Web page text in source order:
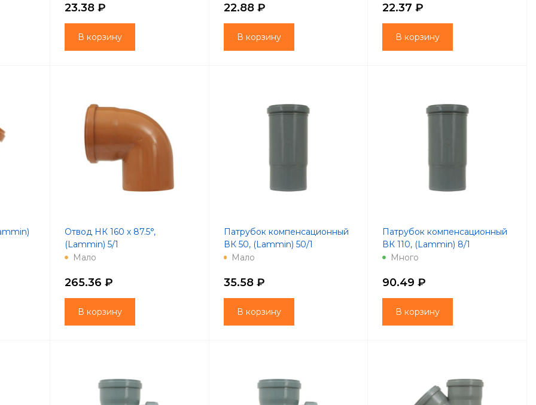
23.38 ₽
В корзину
22.88 ₽
В корзину
22.37 ₽
В корзину
Отвод НК 160 х 87.5°,
(Lammin) 5/1
Мало
265.36 ₽
В корзину
Патрубок компенсационный
ВК 50, (Lammin) 50/1
Мало
35.58 ₽
В корзину
Патрубок компенсационный
ВК 110, (Lammin) 8/1
Много
90.49 ₽
В корзину